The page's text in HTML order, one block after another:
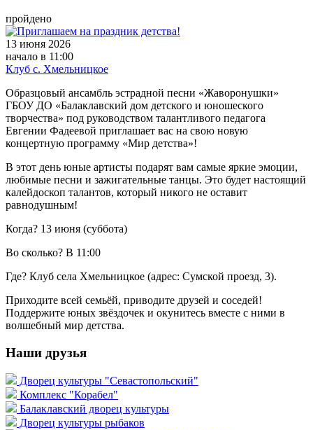
пройдено
13 июня 2026
начало в 11:00
Клуб с. Хмельницкое
Образцовый ансамбль эстрадной песни «Жаворонушки»
ГБОУ ДО «Балаклавский дом детского и юношеского
творчества» под руководством талантливого педагога
Евгении Фадеевой приглашает вас на свою новую
концертную программу «Мир детства»!
В этот день юные артисты подарят вам самые яркие эмоции,
любимые песни и зажигательные танцы. Это будет настоящий
калейдоскоп талантов, который никого не оставит
равнодушным!
Когда? 13 июня (суббота)
Во сколько? В 11:00
Где? Клуб села Хмельницкое (адрес: Сумской проезд, 3).
Приходите всей семьёй, приводите друзей и соседей!
Поддержите юных звёздочек и окунитесь вместе с ними в
волшебный мир детства.
Наши друзья
Дворец культуры "Севастопольский"
Комплекс "Корабел"
Балаклавский дворец культуры
Дворец культуры рыбаков